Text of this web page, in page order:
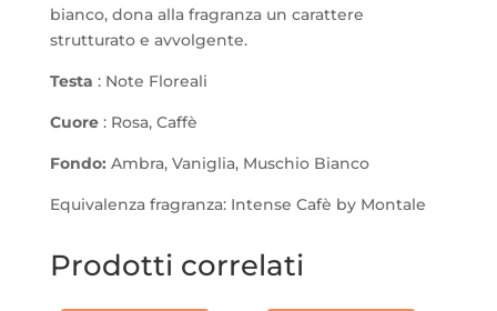
bianco, dona alla fragranza un carattere
strutturato e avvolgente.
Testa : Note Floreali
Cuore: Rosa, Caffè
Fondo: Ambra, Vaniglia, Muschio Bianco
Equivalenza fragranza: Intense Cafè by Montale
Prodotti correlati